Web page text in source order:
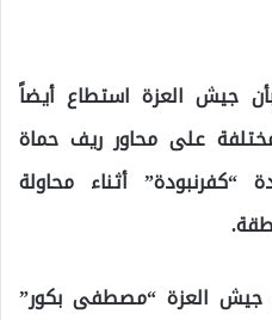
جيش العزة استطاع أيضاً
مختلفة على محاور ريف حماة
بلدة “كفرنبودة” أثناء محاولة
جيش العزة “مصطفى بكور”